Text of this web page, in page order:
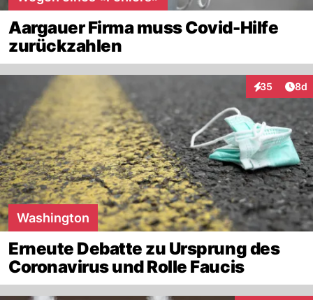
Aargauer Firma muss Covid-Hilfe
zurückzahlen
35
Interaktionen
8d
Washington
Erneute Debatte zu Ursprung des
Coronavirus und Rolle Faucis